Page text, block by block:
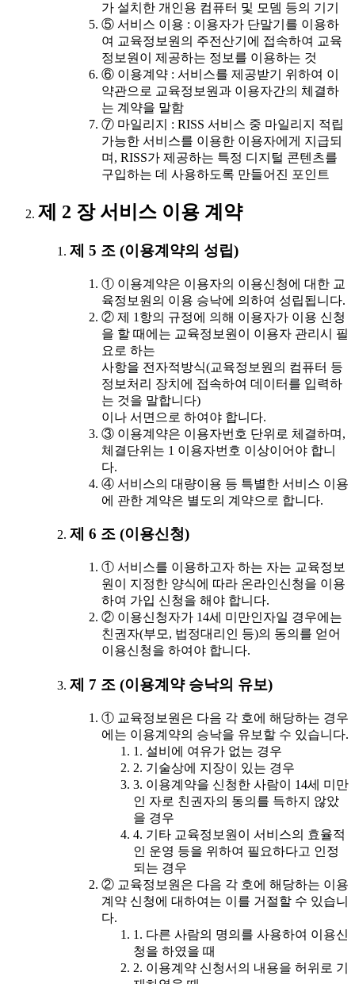
가 설치한 개인용 컴퓨터 및 모뎀 등의 기기
⑤ 서비스 이용 : 이용자가 단말기를 이용하
여 교육정보원의 주전산기에 접속하여 교육
정보원이 제공하는 정보를 이용하는 것
⑥ 이용계약 : 서비스를 제공받기 위하여 이
약관으로 교육정보원과 이용자간의 체결하
는 계약을 말함
⑦ 마일리지 : RISS 서비스 중 마일리지 적립
가능한 서비스를 이용한 이용자에게 지급되
며, RISS가 제공하는 특정 디지털 콘텐츠를
구입하는 데 사용하도록 만들어진 포인트
제 2 장 서비스 이용 계약
제 5 조 (이용계약의 성립)
① 이용계약은 이용자의 이용신청에 대한 교
육정보원의 이용 승낙에 의하여 성립됩니다.
② 제 1항의 규정에 의해 이용자가 이용 신청
을 할 때에는 교육정보원이 이용자 관리시 필
요로 하는
사항을 전자적방식(교육정보원의 컴퓨터 등
정보처리 장치에 접속하여 데이터를 입력하
는 것을 말합니다)
이나 서면으로 하여야 합니다.
③ 이용계약은 이용자번호 단위로 체결하며,
체결단위는 1 이용자번호 이상이어야 합니
다.
④ 서비스의 대량이용 등 특별한 서비스 이용
에 관한 계약은 별도의 계약으로 합니다.
제 6 조 (이용신청)
① 서비스를 이용하고자 하는 자는 교육정보
원이 지정한 양식에 따라 온라인신청을 이용
하여 가입 신청을 해야 합니다.
② 이용신청자가 14세 미만인자일 경우에는
친권자(부모, 법정대리인 등)의 동의를 얻어
이용신청을 하여야 합니다.
제 7 조 (이용계약 승낙의 유보)
① 교육정보원은 다음 각 호에 해당하는 경우
에는 이용계약의 승낙을 유보할 수 있습니다.
1. 설비에 여유가 없는 경우
2. 기술상에 지장이 있는 경우
3. 이용계약을 신청한 사람이 14세 미만
인 자로 친권자의 동의를 득하지 않았
을 경우
4. 기타 교육정보원이 서비스의 효율적
인 운영 등을 위하여 필요하다고 인정
되는 경우
② 교육정보원은 다음 각 호에 해당하는 이용
계약 신청에 대하여는 이를 거절할 수 있습니
다.
1. 다른 사람의 명의를 사용하여 이용신
청을 하였을 때
2. 이용계약 신청서의 내용을 허위로 기